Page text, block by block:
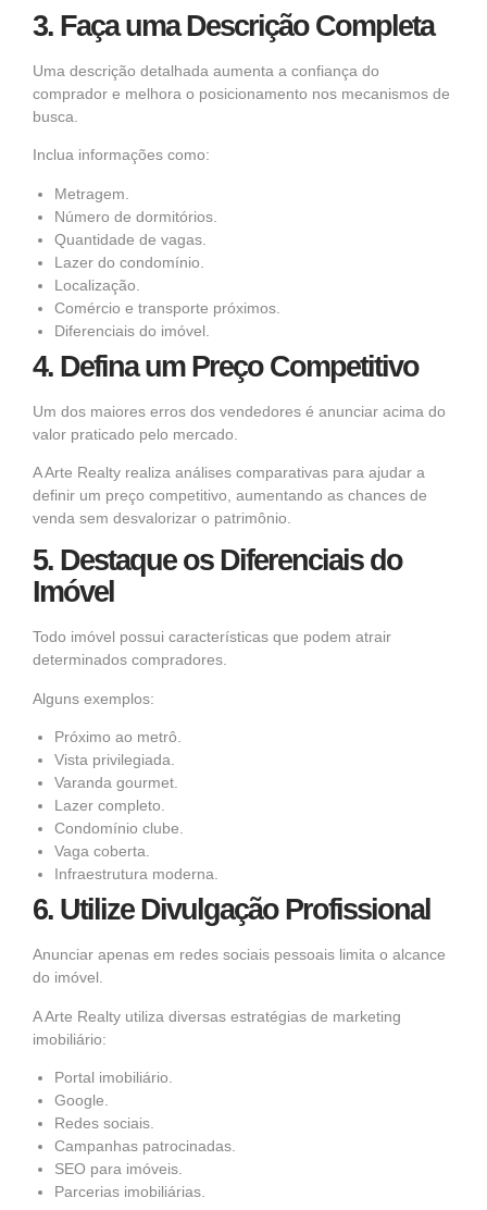
3. Faça uma Descrição Completa
Uma descrição detalhada aumenta a confiança do
comprador e melhora o posicionamento nos mecanismos de
busca.
Inclua informações como:
Metragem.
Número de dormitórios.
Quantidade de vagas.
Lazer do condomínio.
Localização.
Comércio e transporte próximos.
Diferenciais do imóvel.
4. Defina um Preço Competitivo
Um dos maiores erros dos vendedores é anunciar acima do
valor praticado pelo mercado.
A Arte Realty realiza análises comparativas para ajudar a
definir um preço competitivo, aumentando as chances de
venda sem desvalorizar o patrimônio.
5. Destaque os Diferenciais do
Imóvel
Todo imóvel possui características que podem atrair
determinados compradores.
Alguns exemplos:
Próximo ao metrô.
Vista privilegiada.
Varanda gourmet.
Lazer completo.
Condomínio clube.
Vaga coberta.
Infraestrutura moderna.
6. Utilize Divulgação Profissional
Anunciar apenas em redes sociais pessoais limita o alcance
do imóvel.
A Arte Realty utiliza diversas estratégias de marketing
imobiliário:
Portal imobiliário.
Google.
Redes sociais.
Campanhas patrocinadas.
SEO para imóveis.
Parcerias imobiliárias.